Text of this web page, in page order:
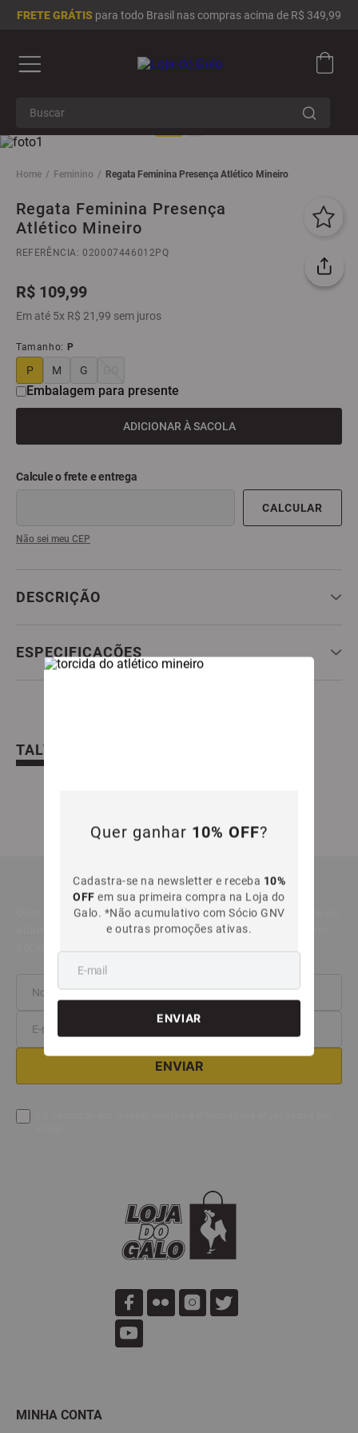
FRETE GRÁTIS para todo Brasil nas compras acima de R$ 349,99
Quer ganhar 10% OFF?
Cadastra-se na newsletter e receba 10%
OFF em sua primeira compra na Loja do
Galo. *Não acumulativo com Sócio GNV
e outras promoções ativas.
Feminino Regata Feminina Presença Atlético Mineiro
Regata Feminina Presença
Atlético Mineiro
REFERÊNCIA:020007446012PQ
R$ 109,99
Em até 5x R$ 21 ,99 sem juros
Tamanho: P
P M G
Embalagem para presente
ADICIONAR À SACOLA
Não sei meu CEP
DESCRIÇÃO
ESPECIFICAÇÕES
TALVEZ VOCÊ TAMBÉM GOSTE
Casaco Feminino Kodiak Atlético
99 sem juros
R$189, 99
Em até5 xR$ 37, 99 sem juros
NEWSLETTER
abaixo e receba o cupom. *Desconto não acumulativo com
Sócio GNV e outras promoções.
Eu concordo em receber ofertas e informações atualizadas por
Termos mais buscados
1º camisa masculina
camisa feminina
3º infantil
4º moletom
adidas
8º
9º all black
10º garrafa